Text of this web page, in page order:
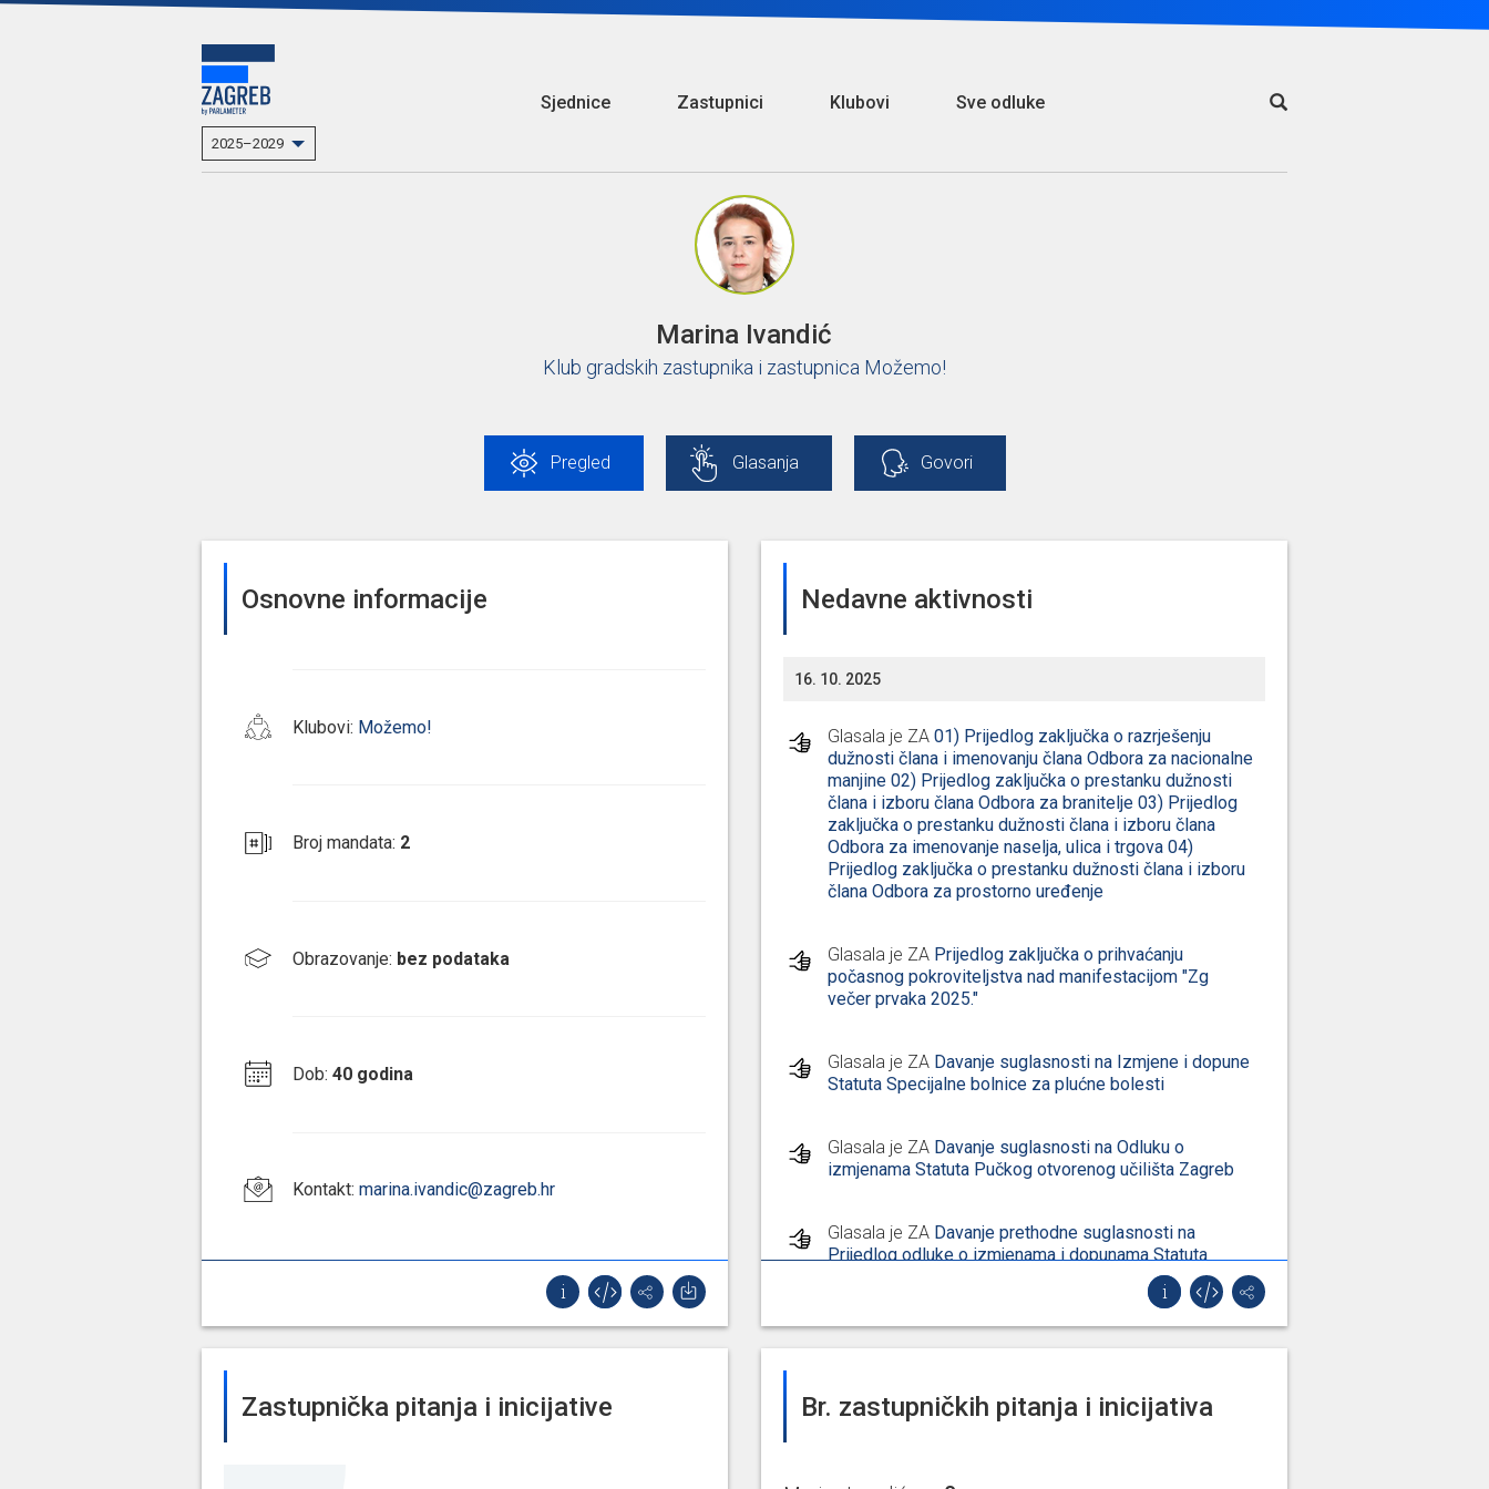
Sjednice Zastupnici Klubovi Sve odluke
Marina Ivandić
Klub gradskih zastupnika i zastupnica Možemo!
Pregled Glasanja Govori
Osnovne informacije
Klubovi: Možemo!
Broj mandata: 2
Obrazovanje: bez podataka
Dob: 40 godina
Kontakt: marina.ivandic@zagreb.hr
Nedavne aktivnosti
16. 10. 2025
Glasala je ZA 01) Prijedlog zaključka o razrješenju
dužnosti člana i imenovanju člana Odbora za nacionalne
manjine 02) Prijedlog zaključka o prestanku dužnosti
člana i izboru člana Odbora za branitelje 03) Prijedlog
zaključka o prestanku dužnosti člana i izboru člana
Odbora za imenovanje naselja, ulica i trgova 04)
Prijedlog zaključka o prestanku dužnosti člana i izboru
člana Odbora za prostorno uređenje
Glasala je ZA Prijedlog zaključka o prihvaćanju
počasnog pokroviteljstva nad manifestacijom "Zg
večer prvaka 2025."
Glasala je ZA Davanje suglasnosti na Izmjene i dopune
Statuta Specijalne bolnice za plućne bolesti
Glasala je ZA Davanje suglasnosti na Odluku o
izmjenama Statuta Pučkog otvorenog učilišta Zagreb
Glasala je ZA Davanje prethodne suglasnosti na
Prijedlog odluke o izmjenama i dopunama Statuta
Zastupnička pitanja i inicijative Br. zastupničkih pitanja i inicijativa